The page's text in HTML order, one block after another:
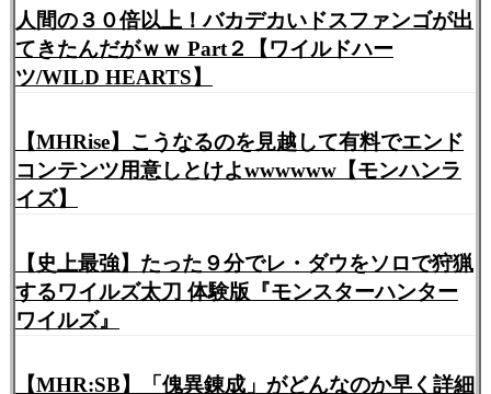
人間の３０倍以上！バカデカいドスファンゴが出
てきたんだがｗｗ Part２【ワイルドハー
ツ/WILD HEARTS】
【MHRise】こうなるのを見越して有料でエンド
コンテンツ用意しとけよwwwwww【モンハンラ
イズ】
【史上最強】たった９分でレ・ダウをソロで狩猟
するワイルズ太刀 体験版『モンスターハンター
ワイルズ』
【MHR:SB】「傀異錬成」がどんなのか早く詳細